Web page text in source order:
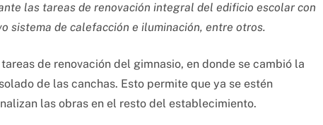
las tareas de renovación integral del edificio escolar con
sistema de calefacción e iluminación, entre otros.
de renovación del gimnasio, en donde se cambió la
de las canchas. Esto permite que ya se estén
las obras en el resto del establecimiento.